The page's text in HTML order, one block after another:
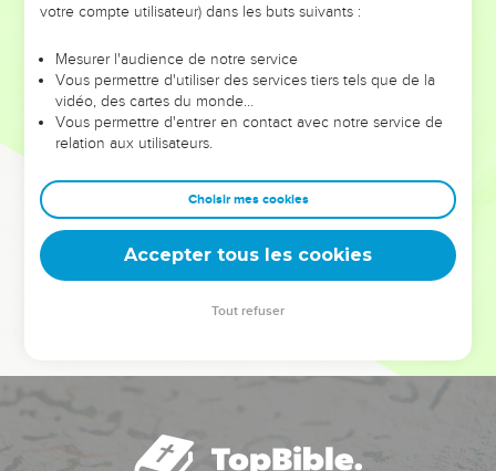
leur foi ou leur vision. Mais on voit moins les doutes, les erreurs
et les saisons difficiles qu'ils ont traversés, alors même que ce
sont elles qui les ont façonnés.
Dans cette conférence, leaders, entrepreneurs, et responsables
clés pour avancer avec plus de sagesse afin que leurs erreurs
deviennent vos tremplins. Que vous guidiez un ministère, une
équipe, un groupe ou une famille, leur expérience est faite
votre compte utilisateur) dans les buts suivants :
Mesurer l'audience de notre service
Vous permettre d'utiliser des services tiers tels que de la
vidéo, des cartes du monde…
Vous permettre d'entrer en contact avec notre service de
relation aux utilisateurs.
Choisir mes cookies
Accepter tous les cookies
Tout refuser